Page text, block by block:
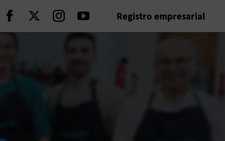
Seguir en Facebook
Seguir en Twitter
Seguir en Instagram
Seguir en Youtube
Registro empresarial